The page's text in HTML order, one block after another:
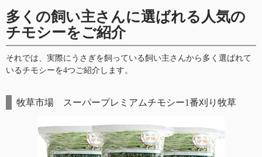
多くの飼い主さんに選ばれる人気の
チモシーをご紹介
それでは、実際にうさぎを飼っている飼い主さんから多く選ばれて
いるチモシーを4つご紹介します。
牧草市場 スーパープレミアムチモシー1番刈り牧草